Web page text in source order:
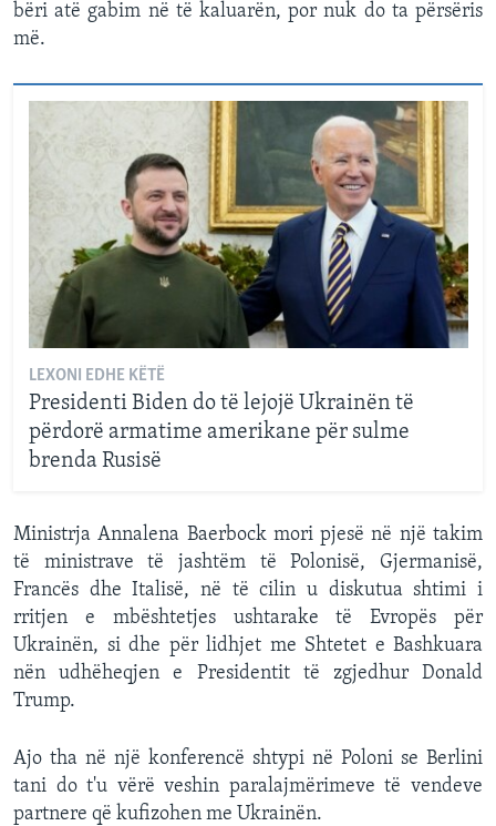
bëri atë gabim në të kaluarën, por nuk do ta përsëris
më.
LEXONI EDHE KËTË
Presidenti Biden do të lejojë Ukrainën të
përdorë armatime amerikane për sulme
brenda Rusisë
Ministrja Annalena Baerbock mori pjesë në një takim
të ministrave të jashtëm të Polonisë, Gjermanisë,
Francës dhe Italisë, në të cilin u diskutua shtimi i
rritjen e mbështetjes ushtarake të Evropës për
Ukrainën, si dhe për lidhjet me Shtetet e Bashkuara
nën udhëheqjen e Presidentit të zgjedhur Donald
Trump.
Ajo tha në një konferencë shtypi në Poloni se Berlini
tani do t'u vërë veshin paralajmërimeve të vendeve
partnere që kufizohen me Ukrainën.